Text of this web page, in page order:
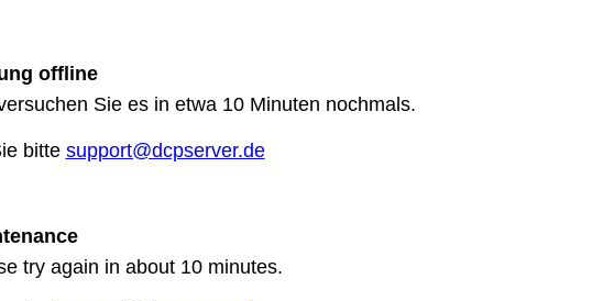
offline
Sie es in etwa 10 Minuten nochmals.
bitte support@dcpserver.de
try again in about 10 minutes.